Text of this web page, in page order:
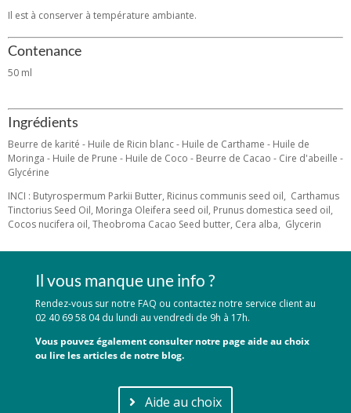
Il est à conserver à température ambiante.
Contenance
50 ml
Ingrédients
Beurre de karité - Huile de Ricin blanc - Huile de Carthame - Huile de
Moringa - Huile de Prune - Huile de Coco - Beurre de Cacao - Cire d'abeille -
Glycérine
INCI : Butyrospermum Parkii Butter, Ricinus communis seed oil, Carthamus
Tinctorius Seed Oil, Moringa Oleifera seed oil, Prunus domestica seed oil,
Cocos nucifera oil, Theobroma Cacao Seed butter, Cera alba, Glycerin
Il vous manque une info ?
Rendez-vous sur notre FAQ ou contactez notre service client au
02 40 69 58 04 du lundi au vendredi de 9h à 17h.
Vous pouvez également consulter notre page aide au choix
ou lire les articles de notre blog.
Aide au choix